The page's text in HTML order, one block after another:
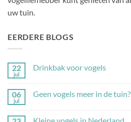
uw tuin.
EERDERE BLOGS
22
jul
Drinkbak voor vogels
op
Drinkbak
06
jul
Geen vogels meer in de tuin?
op